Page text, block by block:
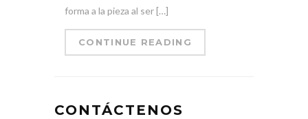
forma a la pieza al ser […]
CONTINUE READING
CONTÁCTENOS